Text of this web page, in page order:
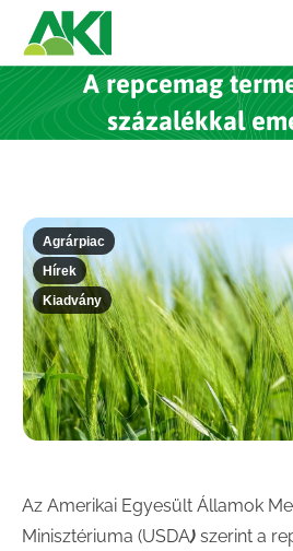
A repcemag
százalékkal
Agrárpiac
Hírek
Kiadvány
Az Amerikai Egyesült Államok
Minisztériuma (USDA) szerint a